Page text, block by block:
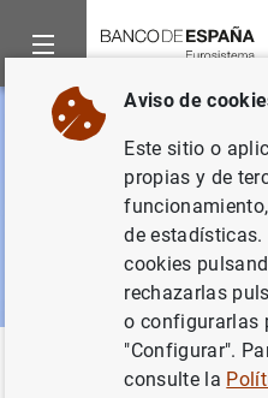
Noticias y eventos
Aviso de
Este sitio o
propias y de
de estadísticas.
cookies
rechazarlas
o configurarlas
"Configurar".
consulte la